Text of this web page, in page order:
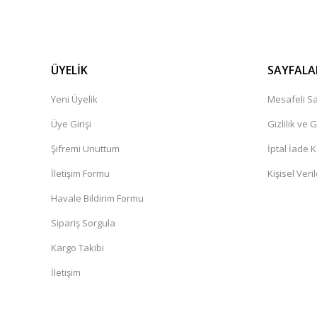
ÜYELİK
Yeni Üyelik
Üye Girişi
Şifremi Unuttum
İletişim Formu
Havale Bildirim Formu
Sipariş Sorgula
Kargo Takibi
İletişim
Mesafeli
Gizlilik ve
İptal İade
Kişisel